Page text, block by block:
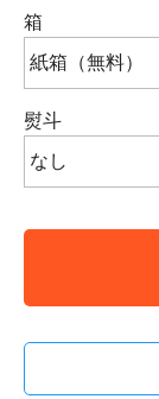
箱
熨斗